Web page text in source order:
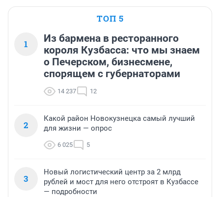
ТОП 5
1
Из бармена в ресторанного
короля Кузбасса: что мы знаем
о Печерском, бизнесмене,
спорящем с губернаторами
14 237 12
2
Какой район Новокузнецка самый лучший
для жизни — опрос
6 025 5
3
Новый логистический центр за 2 млрд
рублей и мост для него отстроят в Кузбассе
— подробности